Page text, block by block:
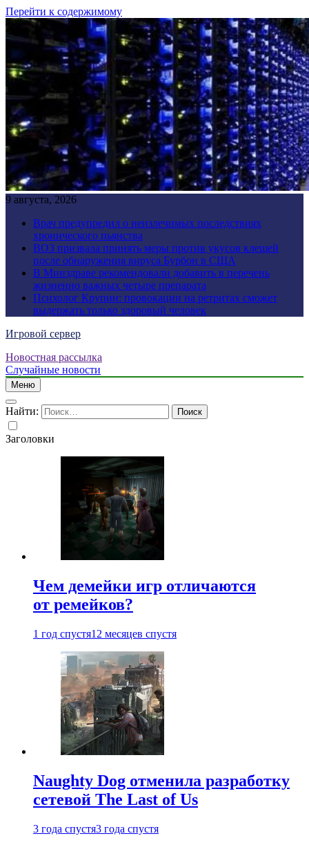
Перейти к содержимому
9 августа, 2026
Врач предупредил о неизлечимых последствиях
хронического пьянства
ВОЗ призвала принять меры против укусов клещей
после обнаружения вируса Бурбон в США
В Минздраве рекомендовали добавить в перечень
жизненно важных четыре препарата
Психолог Крупин: провокации на ретритах сможет
выдержать только здоровый человек
Игровой сервер
Новостная рассылка
Случайные новости
Меню
Найти:
Заголовки
Чем демейки игр отличаются
от ремейков?
1 год спустя12 месяцев спустя
Naughty Dog отменила разработку
сетевой The Last of Us
3 года спустя3 года спустя